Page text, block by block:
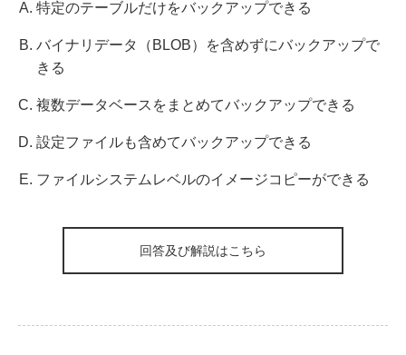
特定のテーブルだけをバックアップできる
バイナリデータ（BLOB）を含めずにバックアップで
きる
複数データベースをまとめてバックアップできる
設定ファイルも含めてバックアップできる
ファイルシステムレベルのイメージコピーができる
回答及び解説はこちら